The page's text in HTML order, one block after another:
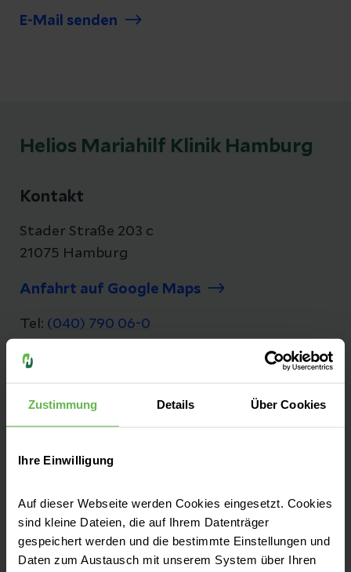
Zustimmung Details Über Cookies
Ihre Einwilligung
Auf dieser Webseite werden Cookies eingesetzt. Cookies
sind kleine Dateien, die auf Ihrem Datenträger
gespeichert werden und die bestimmte Einstellungen und
Daten zum Austausch mit unserem System über Ihren
E-Mail senden
Helios Mariahilf Klinik Hamburg
Kontakt
Stader Straße 203 c
21075 Hamburg
Anfahrt auf Google Maps
Tel: (040) 790 06-0
Fax: (040) 790 06-231
Mariahilf Klinik als Krankenhaus der Grund-
und Regelversorgung tief im Hamburger
Süden verwurzelt. Moderne Medizin,
liebevolle Pflege und eine familiäre